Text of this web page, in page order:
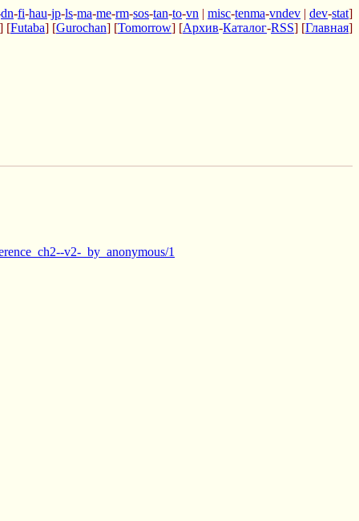
dn-fi-hau-jp-ls-ma-me-rm-sos-tan-to-vn | misc-tenma-vndev | dev-stat]
] [Futaba] [Gurochan] [Tomorrow] [Архив-Каталог-RSS] [Главная]
v2-_by_anonymous/1